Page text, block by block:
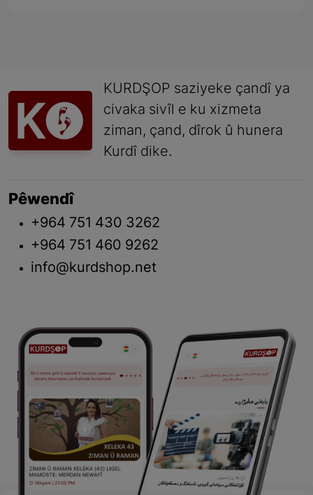
KURDŞOP saziyeke çandî ya
civaka sivîl e ku xizmeta
ziman, çand, dîrok û hunera
Kurdî dike.
Pêwendî
+964 751 430 3262
+964 751 460 9262
info@kurdshop.net